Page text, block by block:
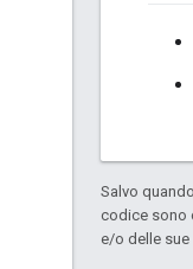
Salvo
codice sono
e/o delle sue